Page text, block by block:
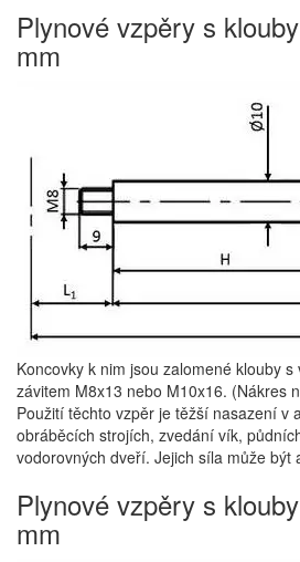
Plynové vzpěry s
mm
Koncovky k nim jsou zalomené klouby
závitem M8x13 nebo M10x16. (Nákres
Použití těchto vzpěr je těžší nasazení v
obráběcích strojích, zvedání vík,
vodorovných dveří. Jejich síla může být
Plynové vzpěry s
mm